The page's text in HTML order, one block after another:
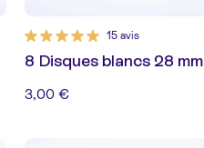
15 avis
8 Disques blancs 28 mm
3,00 €